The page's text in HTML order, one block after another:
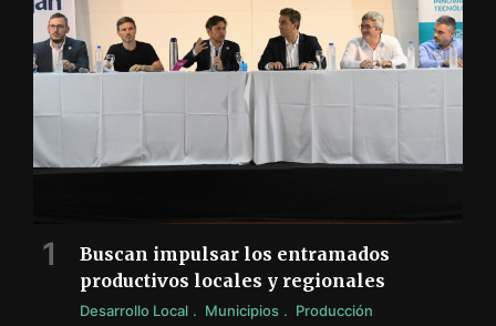
Buscan impulsar los entramados
productivos locales y regionales
Desarrollo Local Municipios Producción